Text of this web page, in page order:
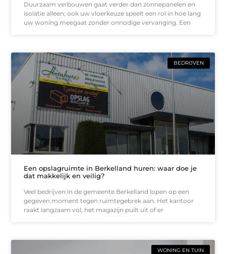
Duurzaam verbouwen gaat verder dan zonnepanelen en
isolatie alleen; ook uw vloerkeuze speelt een rol in hoe lang
uw woning meegaat zonder onnodige vervanging. Een
BEDRIJVEN
Een opslagruimte in Berkelland huren: waar doe je
dat makkelijk en veilig?
Veel bedrijven in de gemeente Berkelland lopen op een
gegeven moment tegen ruimtegebrek aan. Het kantoor
raakt langzaam vol, het magazijn puilt uit of er
WONING EN TUIN